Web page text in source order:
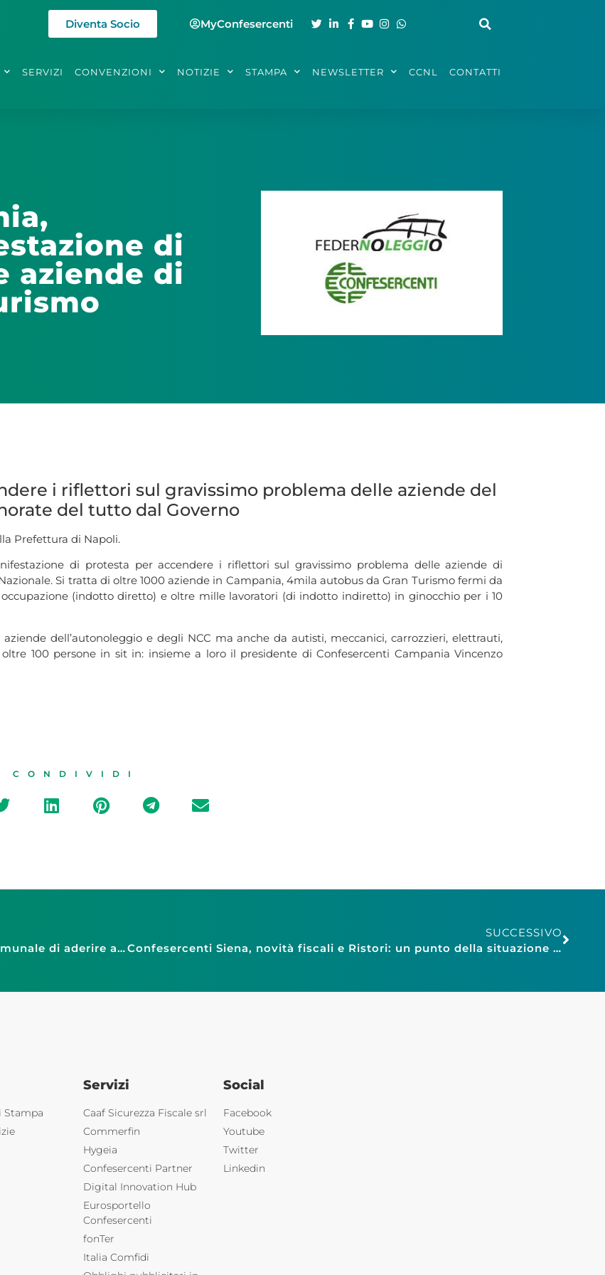
Diventa Socio MyConfesercenti
SERVIZI CONVENZIONI NOTIZIE STAMPA NEWSLETTER CCNL CONTATTI
di
aziende di
i riflettori sul gravissimo problema delle aziende del
del tutto dal Governo
Prefettura di Napoli.
di protesta per accendere i riflettori sul gravissimo problema delle aziende di
Si tratta di oltre 1000 aziende in Campania, 4mila autobus da Gran Turismo fermi da
(indotto diretto) e oltre mille lavoratori (di indotto indiretto) in ginocchio per i 10
dell’autonoleggio e degli NCC ma anche da autisti, meccanici, carrozzieri, elettrauti,
100 persone in sit in: insieme a loro il presidente di Confesercenti Campania Vincenzo
CONDIVIDI
Confesercenti Angri chiede all’Amministrazione comunale di aderire al progetto ‘Distretti del Commercio’ contenuto nel Testo Unico approvato in Campania
SUCCESSIVO
Confesercenti Siena, novità fiscali e Ristori: un punto della situazione in mezz’ora
Stampa
Servizi
Caaf Sicurezza Fiscale srl
Commerfin
Hygeia
Confesercenti Partner
Digital Innovation Hub
Eurosportello
Confesercenti
fonTer
Italia Comfidi
Social
Facebook
Youtube
Twitter
Linkedin